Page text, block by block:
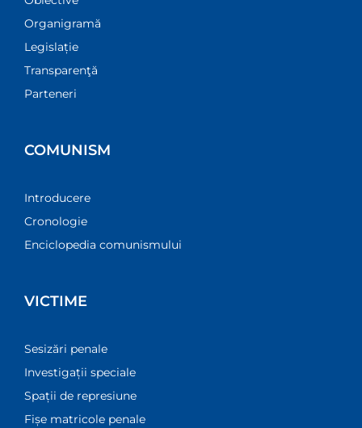
Organigramă
Legislație
Transparenţă
Parteneri
COMUNISM
Introducere
Cronologie
Enciclopedia comunismului
VICTIME
Sesizări penale
Investigații speciale
Spații de represiune
Fișe matricole penale